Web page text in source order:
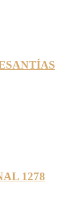
1278